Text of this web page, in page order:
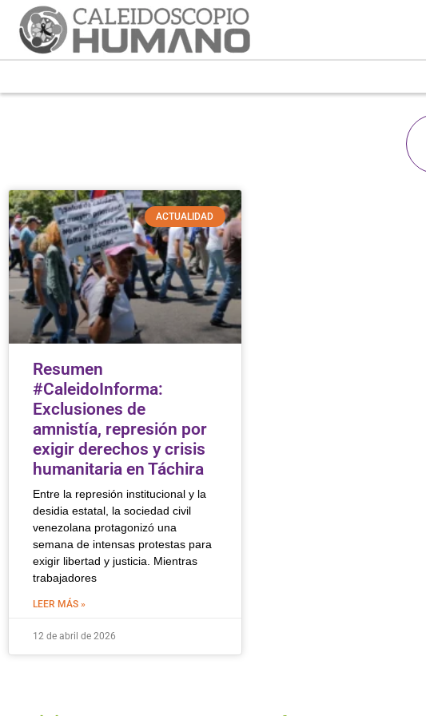
ACTUALIDAD
Resumen
#CaleidoInforma:
Exclusiones de
amnistía, represión por
exigir derechos y crisis
humanitaria en Táchira
Entre la represión institucional y la
desidia estatal, la sociedad civil
venezolana protagonizó una
semana de intensas protestas para
exigir libertad y justicia. Mientras
trabajadores
LEER MÁS »
12 de abril de 2026